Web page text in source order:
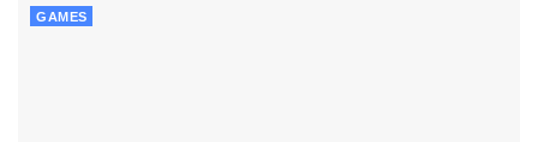
GAMES